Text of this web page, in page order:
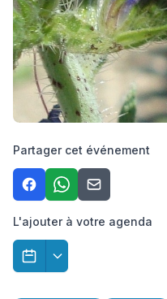
Partager cet événement
L'ajouter à votre agenda